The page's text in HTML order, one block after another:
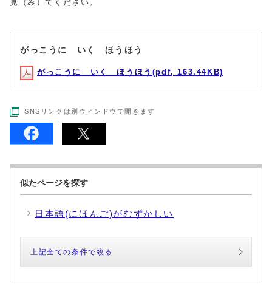
見（み）てください。
がっこうに いく ほうほう
がっこうに いく ほうほう(pdf, 163.44KB)
SNSリンクは別ウィンドウで開きます
似たページを探す
日本語(にほんご)がむずかしい
上記全ての条件で絞る